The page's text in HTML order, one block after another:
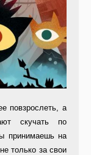
повзрослеть, а
скучать по
принимаешь на
только за свои